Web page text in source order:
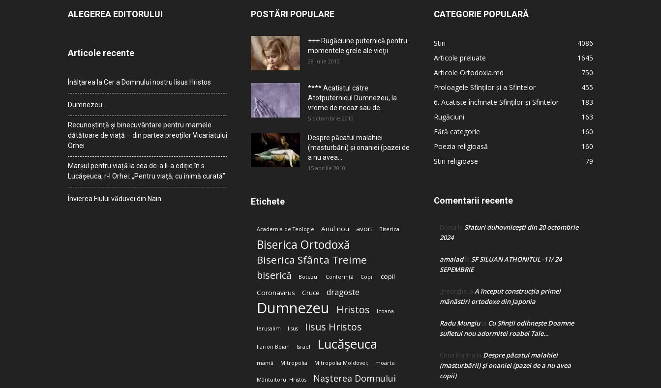
ALEGEREA EDITORULUI
Articole recente
Înălțarea la Cer a Domnului nostru Iisus Hristos
Dumnezeu…
Recunoștință și binecuvântare pentru mamele
dătătoare de viață – din partea preoților Vicariatului
Orhei
Marșul pentru viață la cea de-a II-a ediție în s.
Lucășeuca, r-l Orhei: „Pentru viață, cu inimă curată”
Învierea Fiului văduvei din Nain
POSTĂRI POPULARE
+++ Rugăciune puternică pentru
momentele grele ale vieţii
28 iulie 2010
**** Acatistul către
Atotputernicul Dumnezeu, la
vreme de necaz sau de...
5 octombrie 2010
Despre păcatul malahiei
(masturbării) şi onaniei (pazei de
a nu avea...
15 aprilie 2010
Etichete
Academia de Teologie Anul nou avort Biserica
Biserica Ortodoxă
Biserica Sfânta Treime
biserică Botezul Conferință Copii
copil
Coronavirus
Cruce dragoste
Dumnezeu Hristos Icoana
Ierusalim Iisus Iisus Hristos
Ilarion Boian Israel Lucășeuca
mamă Mitropolia Mitropolia Moldovei; moarte
Mântuitorul Hristos Nașterea Domnului
CATEGORIE POPULARĂ
Stiri
4086
Articole preluate
1645
Articole Ortodoxia.md
750
Proloagele Sfinților și a Sfintelor
455
6. Acatiste închinate Sfinților și Sfintelor
183
Rugăciuni
163
Fără categorie
160
Poezia religioasă
160
Stiri religioase
79
Comentarii recente
Doina la Sfaturi duhovnicești din 20 octombrie
2024
amaladla SF SILUAN ATHONITUL -11/ 24
SEPEMBRIE
gheorghe la A început construcţia primei
mănăstiri ortodoxe din Japonia
Radu Mungiula Cu Sfinții odihnește Doamne
sufletul nou adormitei roabei Tale…
Crina Marina la Despre păcatul malahiei
(masturbării) şi onaniei (pazei de a nu avea
copii)